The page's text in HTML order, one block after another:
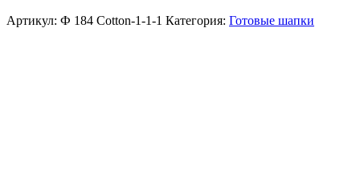
Артикул: Ф 184 Cotton-1-1-1 Категория: Готовые шапки